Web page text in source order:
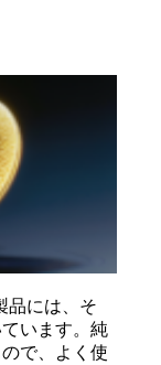
品には、そ
います。純
で、よく使